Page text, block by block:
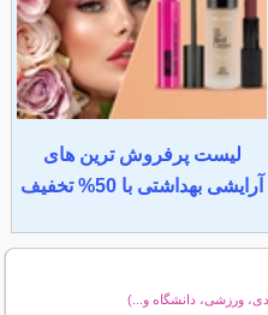
لیست پرفروش ترین های
آرایشی بهداشتی با 50% تخفیف
ورزشی، دانشگاه و...)